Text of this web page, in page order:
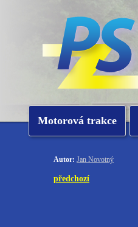
Motorová trakce
Autor: Jan Novotný
předchozí